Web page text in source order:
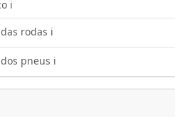
ℹ️
rodas ℹ️
pneus ℹ️